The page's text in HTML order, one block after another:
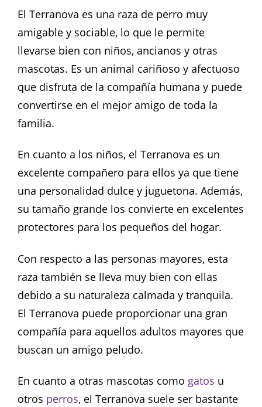
El Terranova es una raza de perro muy
amigable y sociable, lo que le permite
llevarse bien con niños, ancianos y otras
mascotas. Es un animal cariñoso y afectuoso
que disfruta de la compañía humana y puede
convertirse en el mejor amigo de toda la
familia.
En cuanto a los niños, el Terranova es un
excelente compañero para ellos ya que tiene
una personalidad dulce y juguetona. Además,
su tamaño grande los convierte en excelentes
protectores para los pequeños del hogar.
Con respecto a las personas mayores, esta
raza también se lleva muy bien con ellas
debido a su naturaleza calmada y tranquila.
El Terranova puede proporcionar una gran
compañía para aquellos adultos mayores que
buscan un amigo peludo.
En cuanto a otras mascotas como gatos u
otros perros, el Terranova suele ser bastante